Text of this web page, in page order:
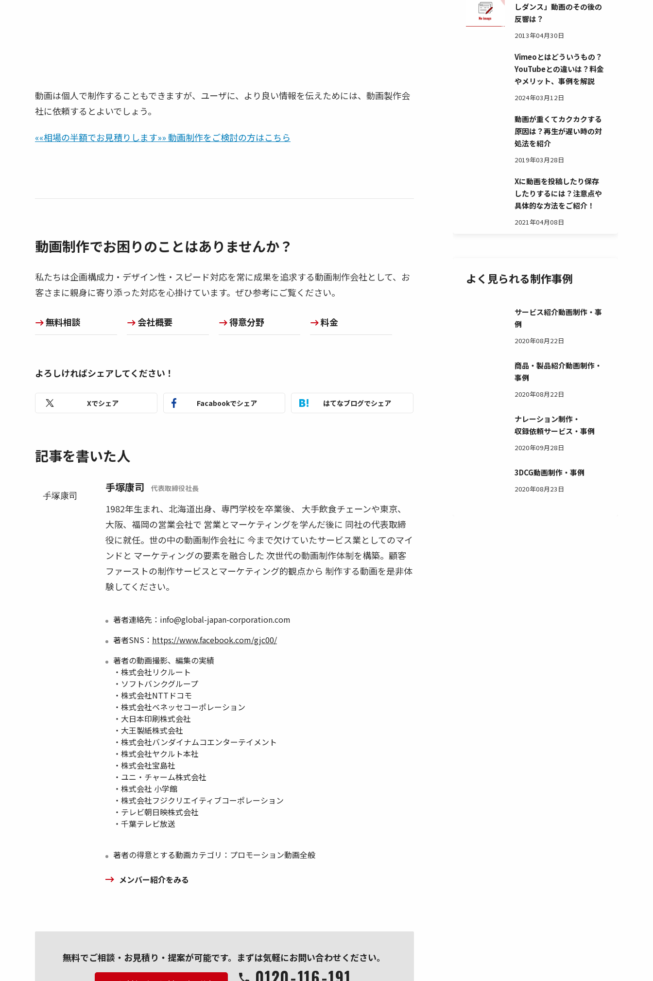
動画は個人で制作することもできますが、ユーザに、より良い情報を伝えためには、動画製作会
社に依頼するとよいでしょう。
««相場の半額でお見積りします»» 動画制作をご検討の方はこちら
動画制作でお困りのことはありませんか？
私たちは企画構成力・デザイン性・スピード対応を常に成果を追求する動画制作会社として、お
客さまに親身に寄り添った対応を心掛けています。ぜひ参考にご覧ください。
無料相談 会社概要 得意分野 料金
よろしければシェアしてください！
Xでシェア Facabookでシェア はてなブログでシェア
記事を書いた人
手塚康司 代表取締役社長
1982年生まれ、北海道出身、専門学校を卒業後、 大手飲食チェーンや東京、
大阪、福岡の営業会社で 営業とマーケティングを学んだ後に 同社の代表取締
役に就任。世の中の動画制作会社に 今まで欠けていたサービス業としてのマイ
ンドと マーケティングの要素を融合した 次世代の動画制作体制を構築。顧客
ファーストの制作サービスとマーケティング的観点から 制作する動画を是非体
験してください。
著者連絡先：info@global-japan-corporation.com
著者SNS： https://www.facebook.com/gjc00/
著者の動画撮影、編集の実績
・株式会社リクルート
・ソフトバンクグループ
・株式会社NTTドコモ
・株式会社ベネッセコーポレーション
・大日本印刷株式会社
・大王製紙株式会社
・株式会社バンダイナムコエンターテイメント
・株式会社ヤクルト本社
・株式会社宝島社
・ユニ・チャーム株式会社
・株式会社 小学館
・株式会社フジクリエイティブコーポレーション
・テレビ朝日映株式会社
・千葉テレビ放送
著者の得意とする動画カテゴリ：プロモーション動画全般
メンバー紹介をみる
無料でご相談・お見積り・提案が可能です。 まずは気軽にお問い合わせください。
しダンス」動画のその後の
反響は？
2013年04月30日
Vimeoとはどういうもの？
YouTubeとの違いは？料金
やメリット、事例を解説
2024年03月12日
動画が重くてカクカクする
原因は？再生が遅い時の対
処法を紹介
2019年03月28日
Xに動画を投稿したり保存
したりするには？注意点や
具体的な方法をご紹介！
2021年04月08日
よく見られる制作事例
サービス紹介動画制作・事
例
2020年08月22日
商品・製品紹介動画制作・
事例
2020年08月22日
ナレーション制作・
収録依頼サービス・事例
2020年09月28日
3DCG動画制作・事例
2020年08月23日